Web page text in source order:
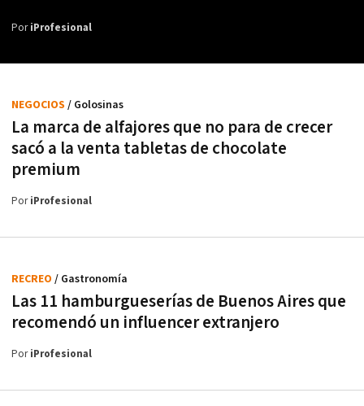
PoriProfesional
La marca de alfajores que no para de crecer
sacó a la venta tabletas de chocolate
premium
NEGOCIOS / Golosinas
PoriProfesional
Las 11 hamburgueserías de Buenos Aires que
recomendó un influencer extranjero
RECREO / Gastronomía
PoriProfesional